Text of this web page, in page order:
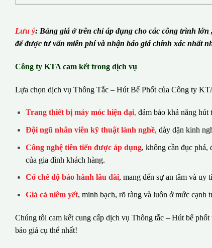
Lưu ý: Bảng giá ở trên chỉ áp dụng cho các công trình
để được tư vấn miễn phí và nhận báo giá chính xác nhất
Công ty KTA cam kết trong dịch vụ
Lựa chọn dịch vụ Thông Tắc – Hút Bể Phốt của Công ty
Trang thiết bị máy móc hiện đại, đảm bảo khả năng hút
Đội ngũ nhân viên kỹ thuật lành nghề, dày dặn kinh
Công nghệ tiên tiến được áp dụng, không cần đục phá,
của gia đình khách hàng.
Có chế dộ bảo hành lâu dài, mang đến sự an tâm và uy
Giá cả niêm yết, minh bạch, rõ ràng và luôn ở mức cạnh
Chúng tôi cam kết cung cấp dịch vụ Thông tắc – Hút bể
báo giá cụ thể nhất!